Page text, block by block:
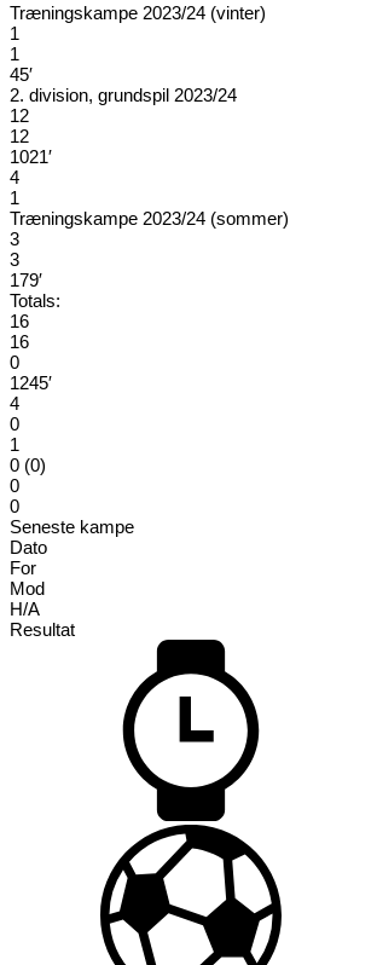
Træningskampe 2023/24 (vinter)
1
1
45′
2. division, grundspil 2023/24
12
12
1021′
4
1
Træningskampe 2023/24 (sommer)
3
3
179′
Totals:
16
16
0
1245′
4
0
1
0 (0)
0
0
Seneste kampe
Dato
For
Mod
H/A
Resultat